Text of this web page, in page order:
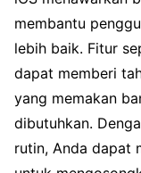
membantu
lebih baik. Fitur
dapat memberi
yang memakan
dibutuhkan.
rutin, Anda dapat